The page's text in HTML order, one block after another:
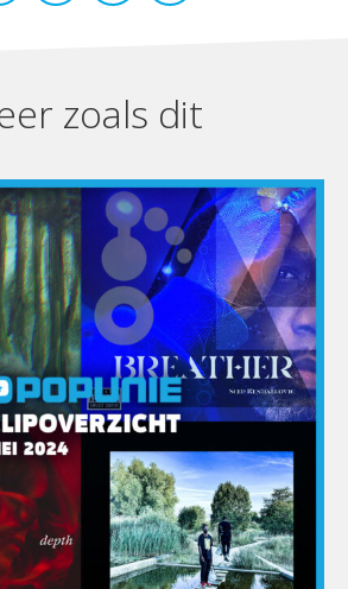
zoals dit